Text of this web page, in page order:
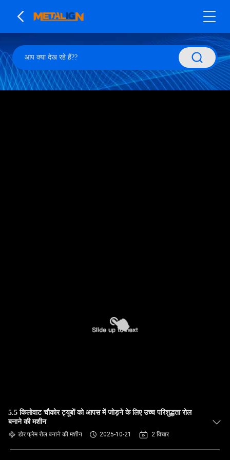
5.5 किलोवाट चौकोर ट्यूबों को आपस में जोड़ने के लिए उच्च परिशुद्धता रोल
बनाने की मशीन
डोर फ्रेम रोल बनाने की मशीन 2025-10-21 2 विचार